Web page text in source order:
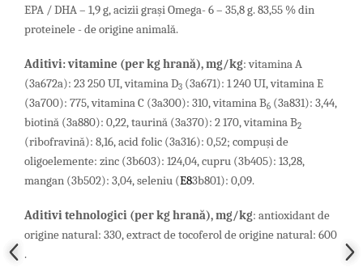
EPA / DHA – 1,9 g, acizii grași Omega- 6 – 35,8 g. 83,55 % din
proteinele - de origine animală.
Aditivi:vitamine (perkghrană),mg/kg: vitamina A
(3a672a): 23 250 UI,vitamina D3 (3a671): 1 240 UI,vitamina E
(3a700): 775,vitamina C (3a300): 310,vitamina B6 (3a831): 3,44,
biotină (3a880): 0,22,taurină (3a370): 2 170, vitamina B2
(ribofravină): 8,16, acid folic (3a316): 0,52; compuşi de
oligoelemente: zinc (3b603): 124,04, cupru (3b405): 13,28,
mangan (3b502): 3,04, seleniu (E83b801): 0,09.
Aditivi tehnologici (perkghrană), mg/kg: antioxidant de
origine natural: 330, extract de tocoferol de origine natural: 600
.